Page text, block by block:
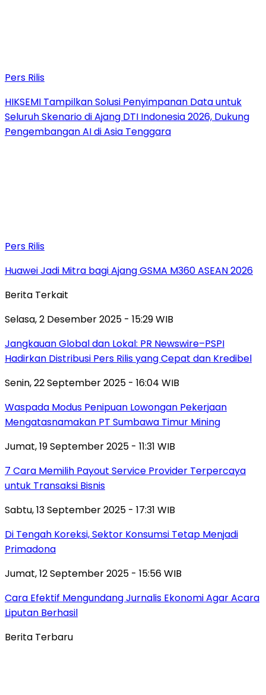
Pers Rilis
HIKSEMI Tampilkan Solusi Penyimpanan Data untuk
Seluruh Skenario di Ajang DTI Indonesia 2026, Dukung
Pengembangan AI di Asia Tenggara
Pers Rilis
Huawei Jadi Mitra bagi Ajang GSMA M360 ASEAN 2026
Berita Terkait
Selasa, 2 Desember 2025 - 15:29 WIB
Jangkauan Global dan Lokal: PR Newswire–PSPI
Hadirkan Distribusi Pers Rilis yang Cepat dan Kredibel
Senin, 22 September 2025 - 16:04 WIB
Waspada Modus Penipuan Lowongan Pekerjaan
Mengatasnamakan PT Sumbawa Timur Mining
Jumat, 19 September 2025 - 11:31 WIB
7 Cara Memilih Payout Service Provider Terpercaya
untuk Transaksi Bisnis
Sabtu, 13 September 2025 - 17:31 WIB
Di Tengah Koreksi, Sektor Konsumsi Tetap Menjadi
Primadona
Jumat, 12 September 2025 - 15:56 WIB
Cara Efektif Mengundang Jurnalis Ekonomi Agar Acara
Liputan Berhasil
Berita Terbaru